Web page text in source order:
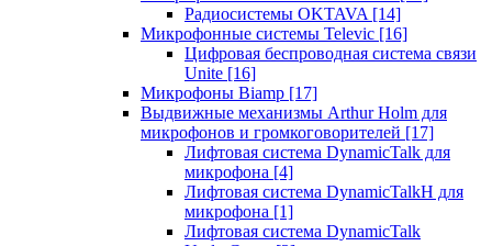
Радиосистемы OKTAVA [14]
Микрофонные системы Televic [16]
Цифровая беспроводная система связи
Unite [16]
Микрофоны Biamp [17]
Выдвижные механизмы Arthur Holm для
микрофонов и громкоговорителей [17]
Лифтовая система DynamicTalk для
микрофона [4]
Лифтовая система DynamicTalkH для
микрофона [1]
Лифтовая система DynamicTalk